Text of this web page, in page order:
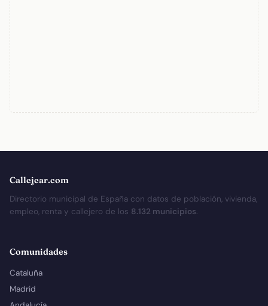
Callejear.com
Directorio municipal de España con datos de población, vivienda,
empleo, renta y callejero de los 8.132 municipios.
Comunidades
Cataluña
Madrid